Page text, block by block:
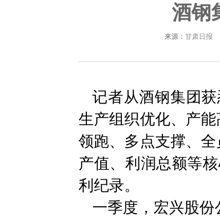
酒钢
来源： 甘肃日报
记者从酒钢集团
生产组织优化、产
领跑、多点支撑、
产值、利润总额等
利纪录。
一季度，宏兴股